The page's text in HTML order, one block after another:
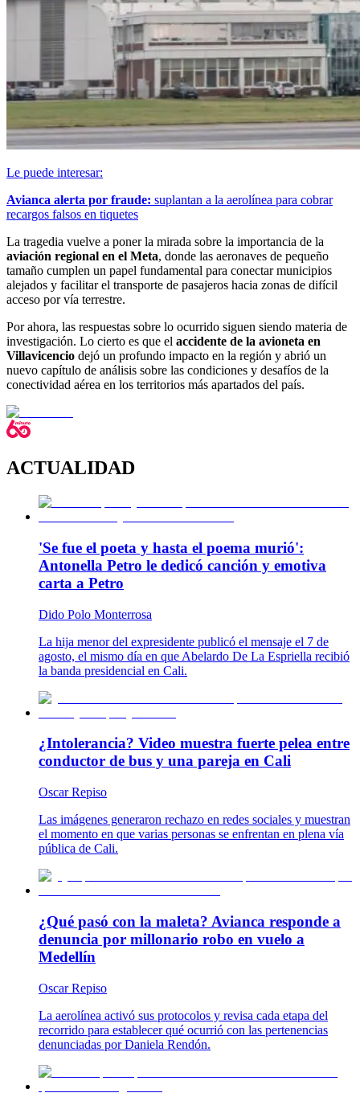
Le puede interesar:
Avianca alerta por fraude: suplantan a la aerolínea para cobrar
recargos falsos en tiquetes
La tragedia vuelve a poner la mirada sobre la importancia de la
aviación regional en el Meta, donde las aeronaves de pequeño
tamaño cumplen un papel fundamental para conectar municipios
alejados y facilitar el transporte de pasajeros hacia zonas de difícil
acceso por vía terrestre.
Por ahora, las respuestas sobre lo ocurrido siguen siendo materia de
investigación. Lo cierto es que el accidente de la avioneta en
Villavicencio dejó un profundo impacto en la región y abrió un
nuevo capítulo de análisis sobre las condiciones y desafíos de la
conectividad aérea en los territorios más apartados del país.
ACTUALIDAD
'Se fue el poeta y hasta el poema murió':
Antonella Petro le dedicó canción y emotiva
carta a Petro
Dido Polo Monterrosa
La hija menor del expresidente publicó el mensaje el 7 de
agosto, el mismo día en que Abelardo De La Espriella recibió
la banda presidencial en Cali.
¿Intolerancia? Video muestra fuerte pelea entre
conductor de bus y una pareja en Cali
Oscar Repiso
Las imágenes generaron rechazo en redes sociales y muestran
el momento en que varias personas se enfrentan en plena vía
pública de Cali.
¿Qué pasó con la maleta? Avianca responde a
denuncia por millonario robo en vuelo a
Medellín
Oscar Repiso
La aerolínea activó sus protocolos y revisa cada etapa del
recorrido para establecer qué ocurrió con las pertenencias
denunciadas por Daniela Rendón.